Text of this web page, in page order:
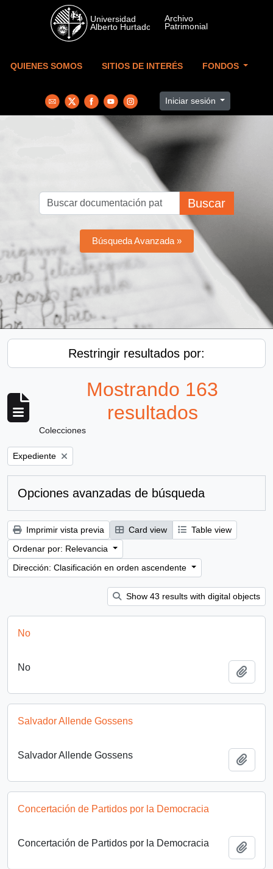
Skip to main content
QUIENES SOMOS SITIOS DE INTERÉS FONDOS
Iniciar sesión
Buscar
Búsqueda Avanzada »
Restringir resultados por:
Mostrando 163
resultados
Colecciones
Remove filter:
Expediente
Opciones avanzadas de búsqueda
Imprimir vista previa Card view
Table view
Ordenar por: Relevancia
Dirección: Clasificación en orden ascendente
Show 43 results with digital objects
No
No
Salvador Allende Gossens
Salvador Allende Gossens
Concertación de Partidos por la Democracia
Concertación de Partidos por la Democracia